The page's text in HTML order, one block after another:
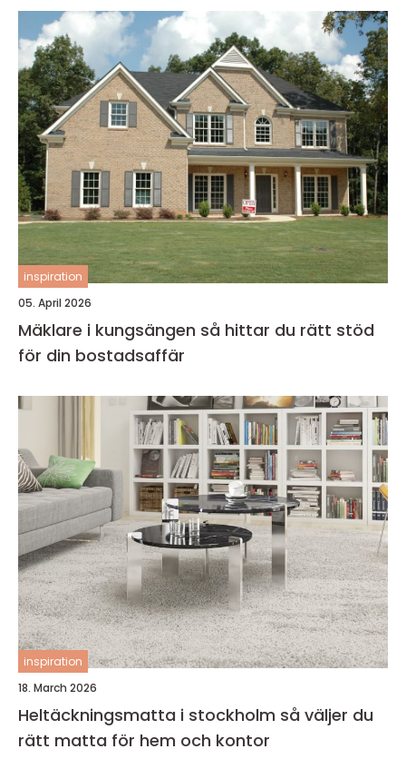
inspiration
05. April 2026
Mäklare i kungsängen så hittar du rätt stöd
för din bostadsaffär
inspiration
18. March 2026
Heltäckningsmatta i stockholm så väljer du
rätt matta för hem och kontor